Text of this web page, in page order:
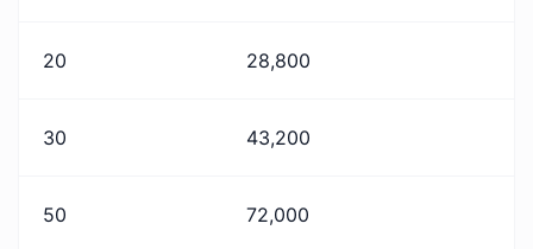
20 28,800
30 43,200
50 72,000